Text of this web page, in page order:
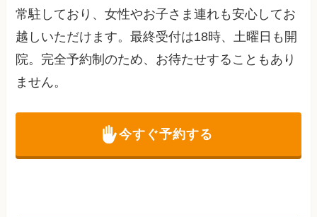
常駐しており、女性やお子さま連れも安心してお
越しいただけます。最終受付は18時、土曜日も開
院。完全予約制のため、お待たせすることもあり
ません。
今すぐ予約する